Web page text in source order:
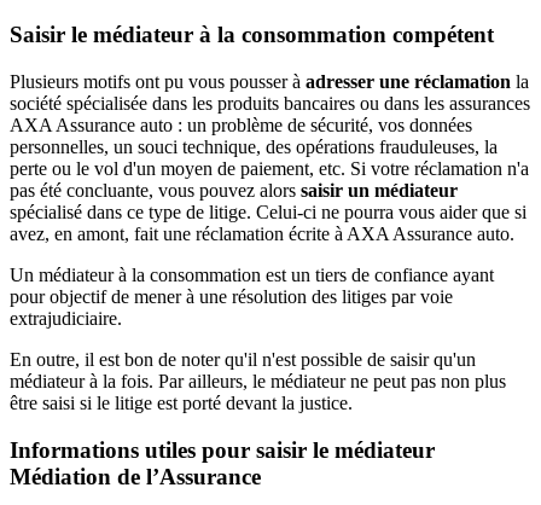
Saisir le médiateur à la consommation compétent
Plusieurs motifs ont pu vous pousser à adresser une réclamation la
société spécialisée dans les produits bancaires ou dans les assurances
AXA Assurance auto : un problème de sécurité, vos données
personnelles, un souci technique, des opérations frauduleuses, la
perte ou le vol d'un moyen de paiement, etc. Si votre réclamation n'a
pas été concluante, vous pouvez alors saisir un médiateur
spécialisé dans ce type de litige. Celui-ci ne pourra vous aider que si
avez, en amont, fait une réclamation écrite à AXA Assurance auto.
Un médiateur à la consommation est un tiers de confiance ayant
pour objectif de mener à une résolution des litiges par voie
extrajudiciaire.
En outre, il est bon de noter qu'il n'est possible de saisir qu'un
médiateur à la fois. Par ailleurs, le médiateur ne peut pas non plus
être saisi si le litige est porté devant la justice.
Informations utiles pour saisir le médiateur
Médiation de l’Assurance